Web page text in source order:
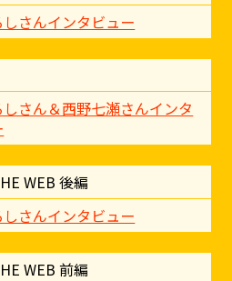
さんインタビュー
さん＆西野七瀬さんインタ
WEB 後編
さんインタビュー
WEB 前編